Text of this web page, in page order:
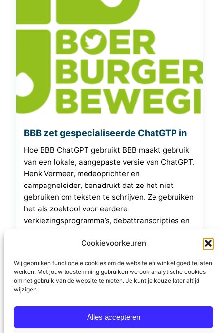
Cookievoorkeuren
Wij gebruiken functionele cookies om de website en winkel goed te laten
werken. Met jouw toestemming gebruiken we ook analytische cookies
om het gebruik van de website te meten. Je kunt je keuze later altijd
wijzigen.
Alles accepteren
BBB zet gespecialiseerde ChatGTP in
Hoe BBB ChatGPT gebruikt BBB maakt gebruik
van een lokale, aangepaste versie van ChatGPT.
Henk Vermeer, medeoprichter en
campagneleider, benadrukt dat ze het niet
gebruiken om teksten te schrijven. Ze gebruiken
het als zoektool voor eerdere
verkiezingsprogramma’s, debattranscripties en
andere documenten. BBB’s Speciale ChatGPT
Bart Luttels, maker van de BBB-variant van
12 augustus 2023